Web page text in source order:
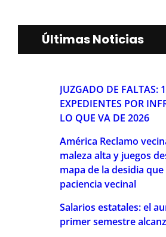
Últimas Noticias
JUZGADO DE FALTAS:
EXPEDIENTES POR
LO QUE VA DE 2026
América Reclamo
maleza alta y juegos
mapa de la desidia
paciencia vecinal
Salarios estatales: el
primer semestre